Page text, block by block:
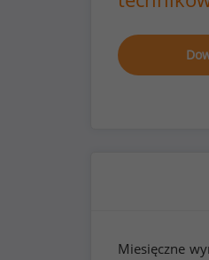
Miesięczne